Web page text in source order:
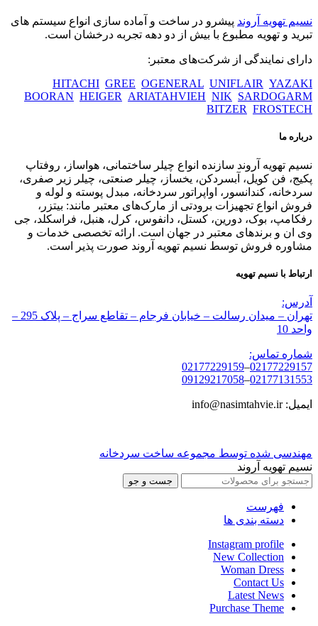
نسیم تهویه آروند پیشرو در ساخت و آماده سازی انواع سیستم های
تبرید و تهویه مطبوع با بیش از دو دهه تجربه درخشان است.
دارای نمایندگی از شرکت‌های معتبر:
HITACHI GREE OGENERAL UNIFLAIR YAZAKI
BOORAN HEIGER ARIATAHVIEH NIK SARDOGARM
BITZER FROSTECH
درباره ما
نسیم تهویه آروند سازنده انواع چیلر ساختمانی، هواساز، روفتاپ
پکیج، فن کویل، آبسردکن، یخساز، چیلر صنعتی، چیلر زیر صفری،
سردخانه، کندانسور، اواپراتور سردخانه، مبدل پوسته و لوله و
فروش انواع تجهیزات برودتی از مارک‌های معتبر مانند: بیتزر،
رفکامپ، بوک، دورین، کستل، دانفوس، کرل، هنبل، فراسکلد، جی
وی ان و برندهای معتبر در جهان است. ارائه تخصصی خدمات و
مشاوره فروش توسط نسیم تهویه آروند صورت پذیر است.
ارتباط با نسیم تهویه
آدرس:
تهران – میدان رسالت – خیابان فرجام – تقاطع سراج – پلاک 295 –
واحد 10
شماره تماس:
02177229157
–
02177229159
02177131553
–
09129217058
ایمیل: info@nasimtahvie.ir
مهندسی شده توسط مجموعه ساخت سردخانه
نسیم تهویه آروند
جست و جو
فهرست
دسته بندی ها
Instagram profile
New Collection
Woman Dress
Contact Us
Latest News
Purchase Theme